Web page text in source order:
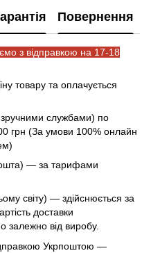
Повернення
з відправкою на 17-18
товару та оплачується
службами) по
грн (За умови 100% онлайн
— за тарифами
світу) — здійснюється за
доставки
залежно від виробу.
Укрпоштою —